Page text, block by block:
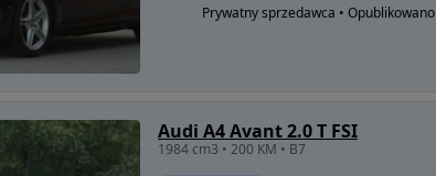
Prywatny sprzedawca • Opublikowano
Audi A4 Avant 2.0 T FSI
1984 cm3 • 200 KM • B7